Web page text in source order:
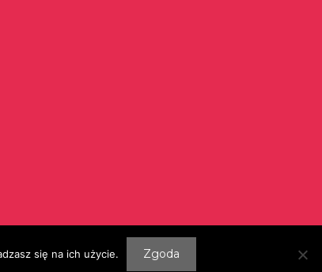
Szukaj:
się na ich użycie. Zgoda